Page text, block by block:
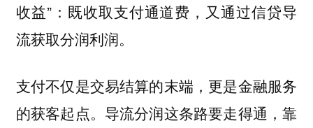
收益”： 既收取支付通道费，又通过信贷导
流获取分润利润。
支付不仅是交易结算的末端，更是金融服务
的获客起点。导流分润这条路要走得通，靠